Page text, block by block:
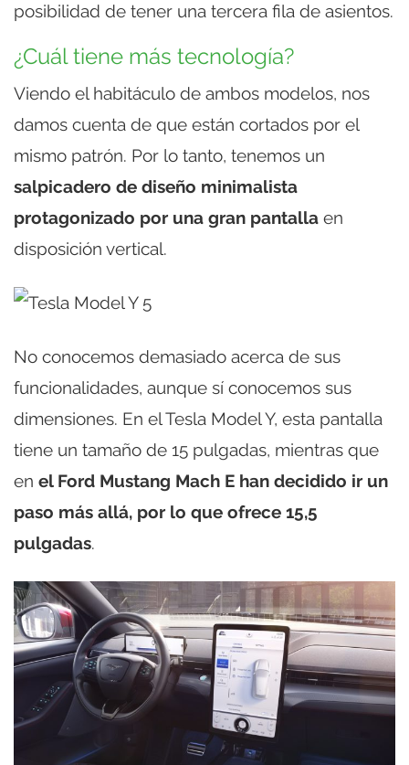
posibilidad de tener una tercera fila de asientos.
¿Cuál tiene más tecnología?
Viendo el habitáculo de ambos modelos, nos
damos cuenta de que están cortados por el
mismo patrón. Por lo tanto, tenemos un
salpicadero de diseño minimalista
protagonizado por una gran pantalla en
disposición vertical.
No conocemos demasiado acerca de sus
funcionalidades, aunque sí conocemos sus
dimensiones. En el Tesla Model Y, esta pantalla
tiene un tamaño de 15 pulgadas, mientras que
en el Ford Mustang Mach E han decidido ir un
paso más allá, por lo que ofrece 15,5
pulgadas.